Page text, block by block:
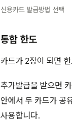
신용카드 발급방법 선택
통합 한도
카드가 2장이 되면
추가발급을 받으면
안에서 두 카드가 공
사용합니다.